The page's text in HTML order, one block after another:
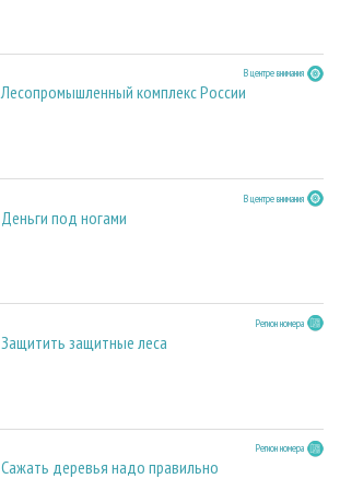
В центре внимания
Лесопромышленный комплекс России
В центре внимания
Деньги под ногами
Регион номера
Защитить защитные леса
Регион номера
Сажать деревья надо правильно